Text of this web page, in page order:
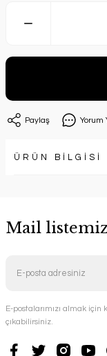
Paylaş Yorum
ÜRÜN BİLGİSİ
Mail
E-postalarımızı almak
çıkabilirsiniz.